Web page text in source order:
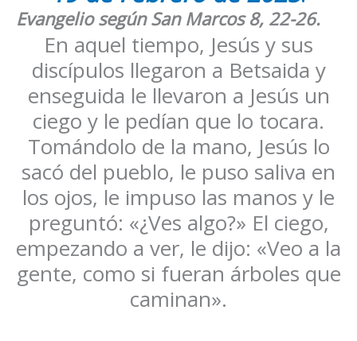
Evangelio según San Marcos8, 22-26.
En aquel tiempo, Jesús y sus
discípulos llegaron a Betsaida y
enseguida le llevaron a Jesús un
ciego y le pedían que lo tocara.
Tomándolo de la mano, Jesús lo
sacó del pueblo, le puso saliva en
los ojos, le impuso las manos y le
preguntó: «¿Ves algo?» El ciego,
empezando a ver, le dijo: «Veo a la
gente, como si fueran árboles que
caminan».